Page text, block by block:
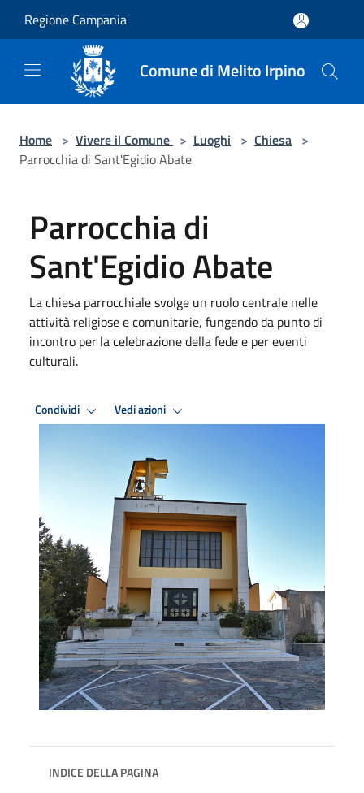
Regione Campania
Comune di Melito Irpino
Home > Vivere il Comune > Luoghi > Chiesa >
Parrocchia di Sant'Egidio Abate
Parrocchia di
Sant'Egidio Abate
La chiesa parrocchiale svolge un ruolo centrale nelle
attività religiose e comunitarie, fungendo da punto di
incontro per la celebrazione della fede e per eventi
culturali.
Condividi Vedi azioni
INDICE DELLA PAGINA